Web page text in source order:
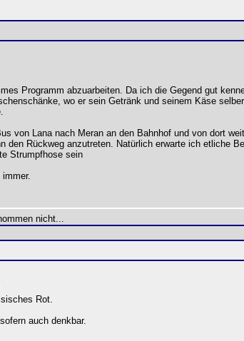
Programm abzuarbeiten. Da ich die Gegend gut
wo er sein Getränk und seinem Käse
von Lana nach Meran an den Bahnhof und von dort
den Rückweg anzutreten. Natürlich erwarte ich etliche
Strumpfhose sein
nicht...
Rot.
auch denkbar.